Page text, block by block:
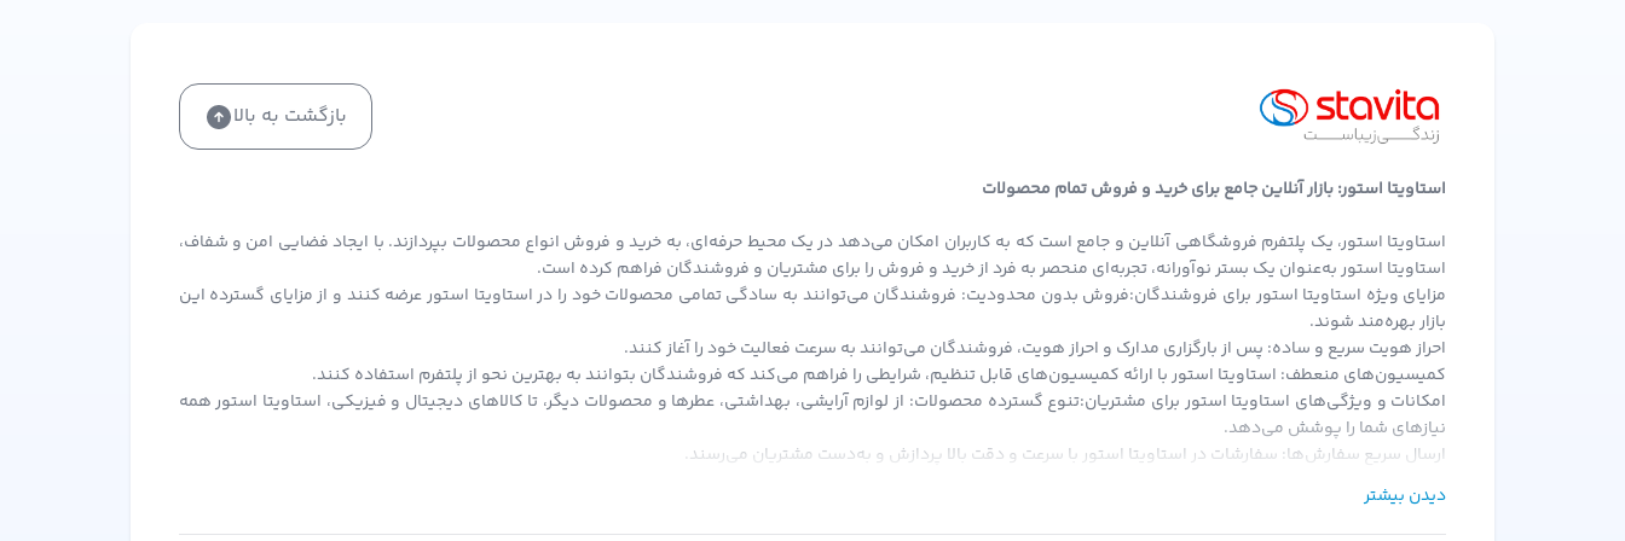
خیر، رایحه‌ی این روغن ملایم و طبیعی است و برای افرادی که به عطر حساس هستند مناسب می‌باشد.
برای اطلاعات بیشتر و خرید اینترنتی، به
بازگشت به بالا
استاویتا استور: بازار آنلاین جامع برای خرید و فروش تمام محصولات
استاویتا استور، یک پلتفرم فروشگاهی آنلاین و جامع است که به کاربران امکان می‌دهد در یک محیط حرفه‌ای، به خرید و فروش انواع محصولات بپردازند. با ایجاد فضایی امن و شفاف،
استاویتا استور به‌عنوان یک بستر نوآورانه، تجربه‌ای منحصر به فرد از خرید و فروش را برای مشتریان و فروشندگان فراهم کرده است.
مزایای ویژه استاویتا استور برای فروشندگان:فروش بدون محدودیت: فروشندگان می‌توانند به سادگی تمامی محصولات خود را در استاویتا استور عرضه کنند و از مزایای گسترده این
بازار بهره‌مند شوند.
احراز هویت سریع و ساده: پس از بارگزاری مدارک و احراز هویت، فروشندگان می‌توانند به سرعت فعالیت خود را آغاز کنند.
کمیسیون‌های منعطف: استاویتا استور با ارائه کمیسیون‌های قابل تنظیم، شرایطی را فراهم می‌کند که فروشندگان بتوانند به بهترین نحو از پلتفرم استفاده کنند.
امکانات و ویژگی‌های استاویتا استور برای مشتریان:تنوع گسترده محصولات: از لوازم آرایشی، بهداشتی، عطرها و محصولات دیگر، تا کالاهای دیجیتال و فیزیکی، استاویتا استور همه
نیازهای شما را پوشش می‌دهد.
ارسال سریع سفارش‌ها: سفارشات در استاویتا استور با سرعت و دقت بالا پردازش و به‌دست مشتریان می‌رسند.
هدیه در کیف پول: با هر خرید از استاویتا استور، هدیه‌ای به صورت اعتبار به کیف پول دیجیتال شما اضافه می‌شود که می‌توانید در سفارش‌های بعدی از آن استفاده کنید.
رویکرد استاویتا استور:استاویتا استور با هدف حذف انحصار در حوزه فروش دیجیتال و فیزیکی، تلاش می‌کند تا بستری برابر و آزاد برای همه فروشندگان و خریداران ایجاد کند. این
دیدن بیشتر